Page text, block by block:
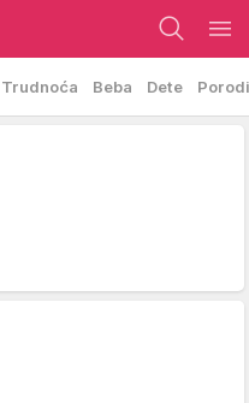
Trudnoća Beba Dete